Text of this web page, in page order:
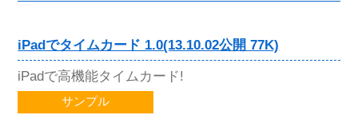
iPadでタイムカード 1.0(13.10.02公開 77K)
iPadで高機能タイムカード!
サンプル